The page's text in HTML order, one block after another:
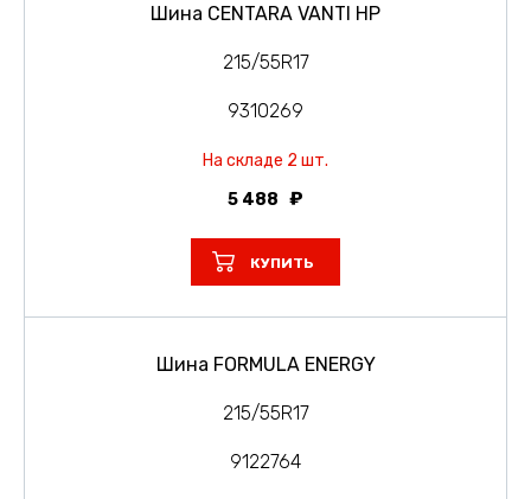
Шина CENTARA VANTI HP
215/55R17
9310269
На складе 2 шт.
5 488
КУПИТЬ
Шина FORMULA ENERGY
215/55R17
9122764